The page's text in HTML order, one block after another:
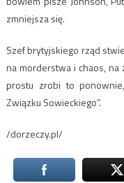
zmniejsza się.
Szef brytyjskiego rząd
na morderstwa i chaos, na
prostu zrobi to
Związku Sowieckiego”.
/dorzeczy.pl/